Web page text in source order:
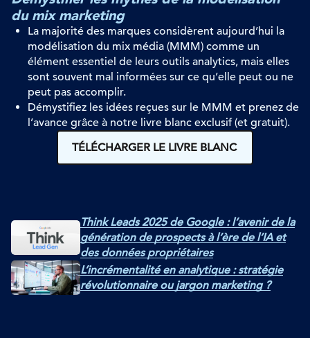
du mix marketing
La majorité des marques considèrent aujourd’hui la
modélisation du mix média (MMM) comme un
élément essentiel de leurs outils analytics, mais elles
sont souvent mal informées sur ce qu’elle peut ou ne
peut pas accomplir.
Démystifiez les idées reçues sur le MMM et prenez de
l’avance grâce à notre livre blanc exclusif (et gratuit).
TÉLÉCHARGER LE LIVRE BLANC
Think Leads 2025 de Google : l’avenir de la
génération de prospects à l’ère de l’IA et
des données propriétaires
L’incrémentalité en analytique : stratégie
révolutionnaire ou jargon marketing ?